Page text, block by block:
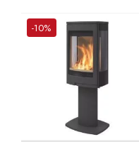
4240,00 €.
3816,00 €.
-10%